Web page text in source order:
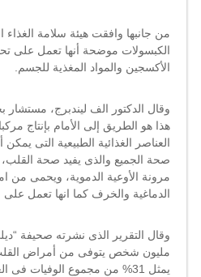
من جانبها وافقت هيئة سلامة الغذاء
الكبسولات موضحة أنها تعمل على
الأكسجين والمواد المغذية للجسم.
وقال الدكتور الف ليندبرج، مستشار
هذا هو الطريق إلى الأمام بإنتاج
العناصر الغذائية الطبيعية التى
صحة الجميع والذى يفيد صحة
مرونة الأوعية الدموية، ويحمى من
الدماغية والخرف كما انها تعمل
مليون شخص يتوفى من أمراض القلب
يمثل 31% من مجموع الوفيات فى العالم.